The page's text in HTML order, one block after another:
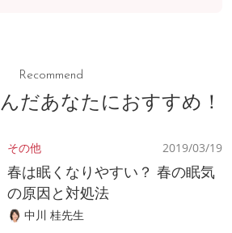
Recommend
だあなたにおすすめ！
その他 2019/03/19
春は眠くなりやすい？ 春の眠気
の原因と対処法
中川 桂先生